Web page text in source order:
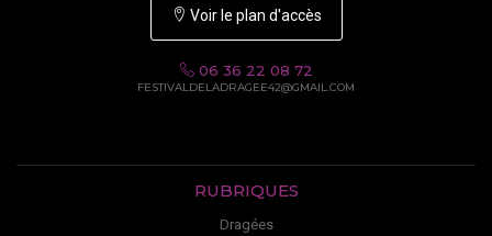
Voir le plan d'accès
06 36 22 08 72
FESTIVALDELADRAGEE42@GMAIL.COM
RUBRIQUES
Dragées